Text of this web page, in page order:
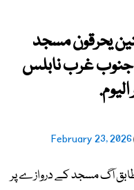
يحرقون مسجد
جنوب غرب نابلس
February 23, 2026
آگ مسجد کے دروازے پر